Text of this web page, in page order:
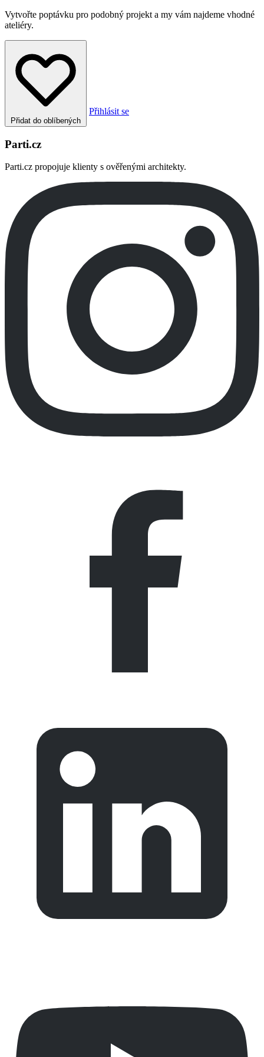
Vytvořte poptávku pro podobný projekt a my vám najdeme vhodné
ateliéry.
Přidat do oblíbených
Přihlásit se
Parti.cz
Parti.cz propojuje klienty s ověřenými architekty.